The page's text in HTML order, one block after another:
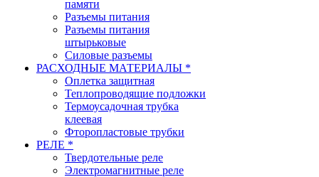
памяти
Разъемы питания
Разъемы питания
штырьковые
Силовые разъемы
РАСХОДНЫЕ МАТЕРИАЛЫ *
Оплетка защитная
Теплопроводящие подложки
Термоусадочная трубка
клеевая
Фторопластовые трубки
РЕЛЕ *
Твердотельные реле
Электромагнитные реле